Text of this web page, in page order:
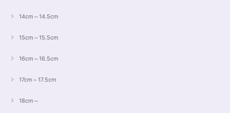
14cm～14.5cm
15cm～15.5cm
16cm～16.5cm
17cm～17.5cm
18cm～